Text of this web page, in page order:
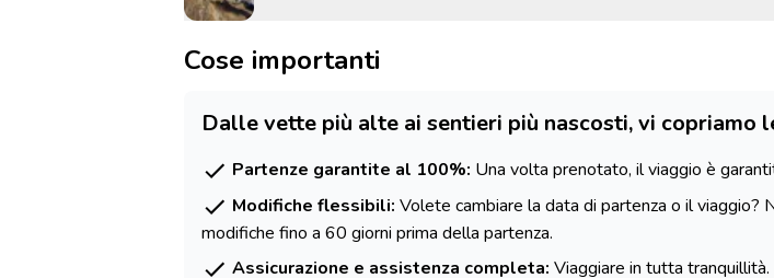
Cose importanti
Dalle vette più alte ai sentieri più nascosti, vi copriamo
Partenze garantite al 100%: Una volta prenotato, il viaggio è
Modifiche flessibili: Volete cambiare la data di partenza o il
modifiche fino a 60 giorni prima della partenza.
Assicurazione e assistenza completa: Viaggiare in tutta